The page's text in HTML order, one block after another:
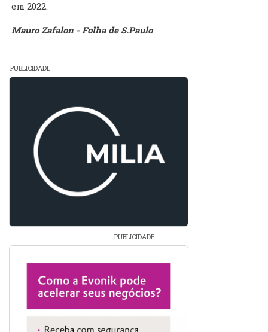
em 2022.
Mauro Zafalon - Folha de S.Paulo
PUBLICIDADE
PUBLICIDADE